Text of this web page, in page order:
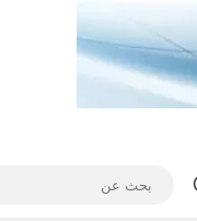
الوضع المظلم